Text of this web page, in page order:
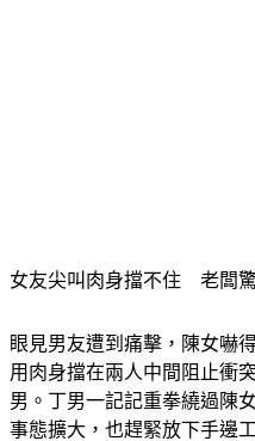
用肉身擋在兩人中間阻止衝
男。丁男一記記重拳繞過陳
事態擴大，也趕緊放下手邊
續遭受猛烈攻擊後，躲進鹹